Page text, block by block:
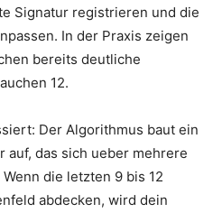
Signatur registrieren und die
In der Praxis zeigen
bereits deutliche
12.
Der Algorithmus baut ein
auf, das sich ueber mehrere
die letzten 9 bis 12
abdecken, wird dein